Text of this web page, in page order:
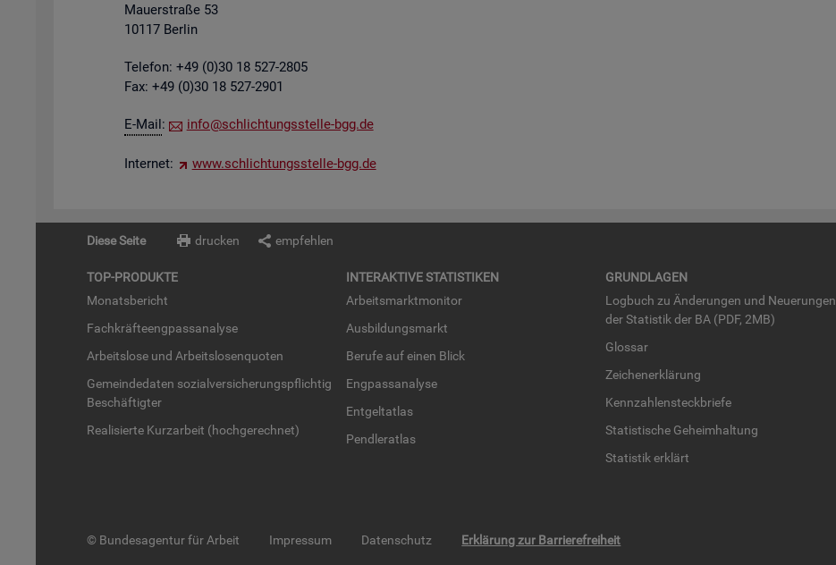
Mau­er­stra­ße 53
10117 Ber­lin
Te­le­fon: +49 (0)30 18 527-2805
Fax: +49 (0)30 18 527-2901
E-Mail: info@​sch​lich​tung​sste​lle-​bgg.​de
In­ter­net: www.​sch​lich​tung​sste​lle-​bgg.​de
Diese Seite drucken empfehlen
TOP-PRO­DUK­TE
Mo­nats­be­richt
Fach­kräf­te­eng­pass­ana­ly­se
Ar­beits­lo­se und Ar­beits­lo­sen­quo­ten
Ge­mein­de­da­ten so­zi­al­ver­si­che­rungs­pflich­tig
Be­schäf­tig­ter
Rea­li­sier­te Kurz­ar­beit (hoch­ge­rech­net)
IN­TER­AK­TI­VE STA­TIS­TI­KEN
Ar­beits­markt­mo­ni­tor
Aus­bil­dungs­markt
Be­ru­fe auf einen Blick
Eng­pass­ana­ly­se
Ent­gel­t­at­las
Pend­ler­at­las
GRUND­LA­GEN
Log­buch zu Än­de­run­gen und Neue­run­gen
der Sta­tis­tik der BA (PDF, 2MB)
Glos­sar
Zei­chen­er­klä­rung
Kenn­zah­len­steck­brie­fe
Sta­tis­ti­sche Ge­heim­hal­tung
Sta­tis­tik er­klärt
© Bundesagentur für Arbeit Impressum Datenschutz Erklärung zur Barrierefreiheit